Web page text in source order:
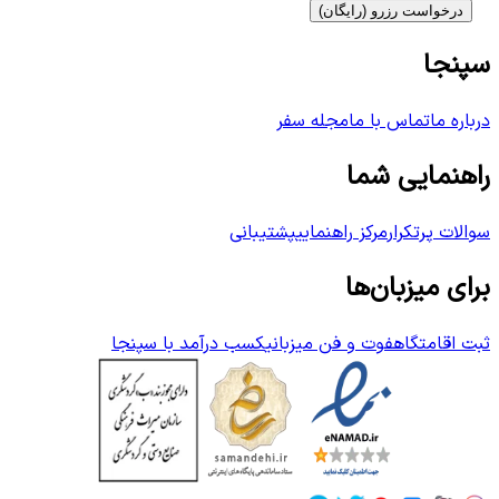
درخواست رزرو (رایگان)
سپنجا
درباره ماتماس با مامجله سفر
راهنمایی شما
سوالات پرتکرارمرکز راهنماییپشتیبانی
برای میزبان‌ها
ثبت اقامتگاهفوت و فن میزبانیکسب درآمد با سپنجا